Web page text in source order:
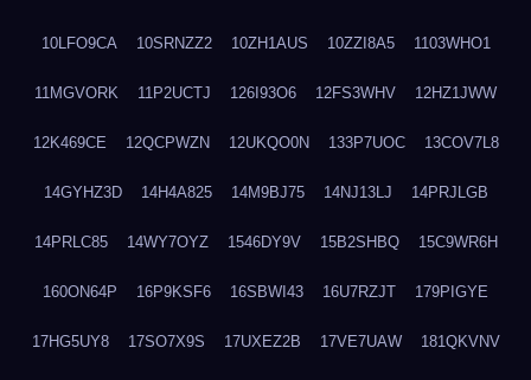
10LFO9CA 10SRNZZ2 10ZH1AUS 10ZZI8A5 1103WHO1
11MGVORK 11P2UCTJ 126I93O6 12FS3WHV 12HZ1JWW
12K469CE 12QCPWZN 12UKQO0N 133P7UOC 13COV7L8
14GYHZ3D 14H4A825 14M9BJ75 14NJ13LJ 14PRJLGB
14PRLC85 14WY7OYZ 1546DY9V 15B2SHBQ 15C9WR6H
160ON64P 16P9KSF6 16SBWI43 16U7RZJT 179PIGYE
17HG5UY8 17SO7X9S 17UXEZ2B 17VE7UAW 181QKVNV